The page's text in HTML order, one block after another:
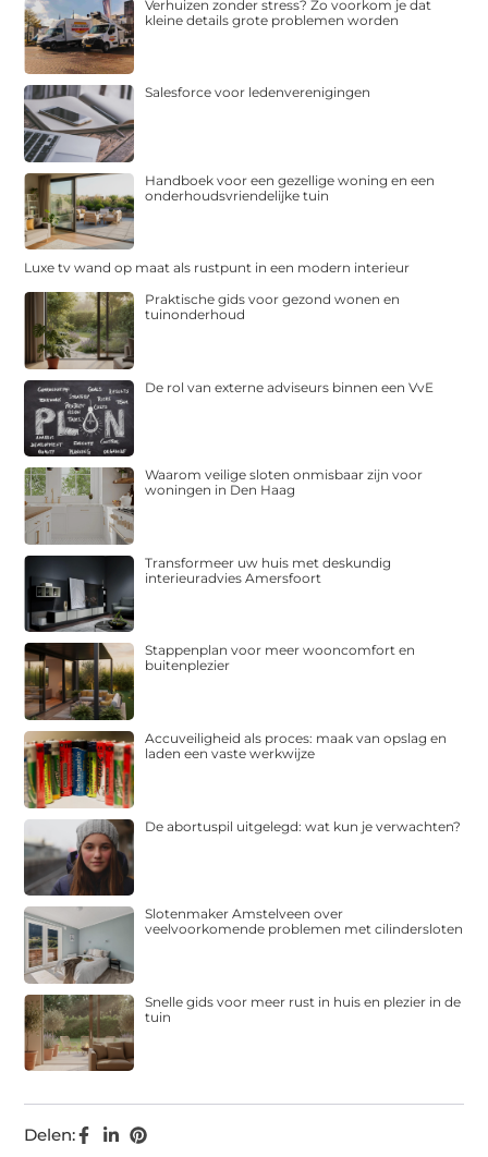
Delen:
Verhuizen zonder stress? Zo voorkom je dat
kleine details grote problemen worden
Salesforce voor ledenverenigingen
Handboek voor een gezellige woning en een
onderhoudsvriendelijke tuin
Luxe tv wand op maat als rustpunt in een modern interieur
Praktische gids voor gezond wonen en
tuinonderhoud
De rol van externe adviseurs binnen een VvE
Waarom veilige sloten onmisbaar zijn voor
woningen in Den Haag
Transformeer uw huis met deskundig
interieuradvies Amersfoort
Stappenplan voor meer wooncomfort en
buitenplezier
Accuveiligheid als proces: maak van opslag en
laden een vaste werkwijze
De abortuspil uitgelegd: wat kun je verwachten?
Slotenmaker Amstelveen over
veelvoorkomende problemen met cilindersloten
Snelle gids voor meer rust in huis en plezier in de
tuin